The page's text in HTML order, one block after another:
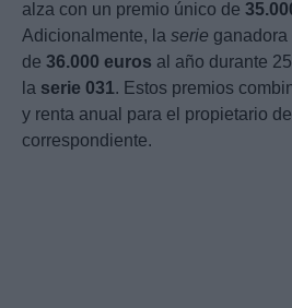
alza con un premio único de
Adicionalmente, la serie
de 36.000 euros al año durante
la serie 031. Estos premios
y renta anual para el propietario
correspondiente.